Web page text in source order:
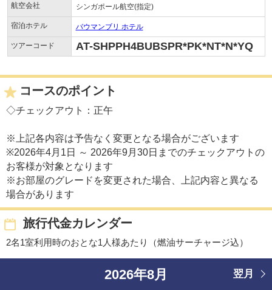
航空会社 シンガポール航空(指定)
宿泊ホテル バウマンブリ ホテル
ツアーコード AT-SHPPH4BUBSPR*PK*NT*N*YQ
コースのポイント
◇チェックアウト：正午
※上記各内容は予告なく変更となる場合がございます
※2026年4月1日 ～ 2026年9月30日までのチェックアウトの
お客様が対象となります
※お部屋のグレードを変更された場合、上記内容と異なる
場合があります
旅行代金カレンダー
2名1室利用時のおとな1人様あたり（燃油サーチャージ込）
翌月
2026年8月